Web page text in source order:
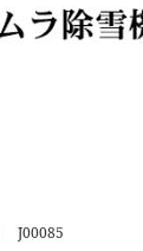
J00085